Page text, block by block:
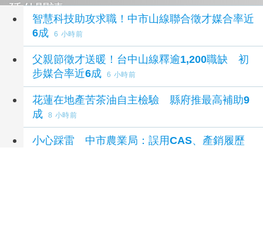
延伸閱讀
智慧科技助攻求職！中市山線聯合徵才媒合率近
6成
6 小時前
父親節徵才送暖！台中山線釋逾1,200職缺 初
步媒合率近6成
6 小時前
花蓮在地產苦茶油自主檢驗 縣府推最高補助9
成
8 小時前
小心踩雷 中市農業局：誤用CAS、產銷履歷